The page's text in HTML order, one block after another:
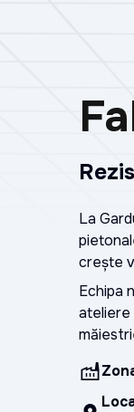
La
crește
Echipa
ateliere